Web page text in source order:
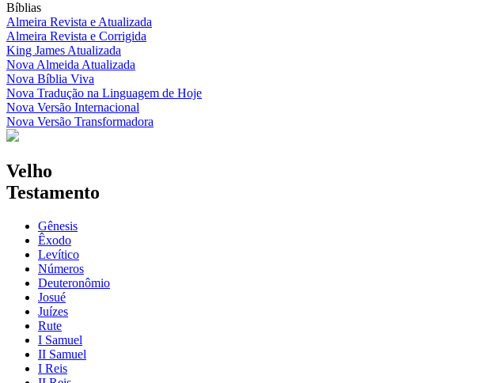
Bíblias
Almeira Revista e Atualizada
Almeira Revista e Corrigida
King James Atualizada
Nova Almeida Atualizada
Nova Bíblia Viva
Nova Tradução na Linguagem de Hoje
Nova Versão Internacional
Nova Versão Transformadora
Velho
Testamento
Gênesis
Êxodo
Levítico
Números
Deuteronômio
Josué
Juízes
Rute
I Samuel
II Samuel
I Reis